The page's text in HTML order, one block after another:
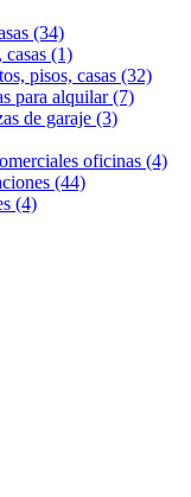
(34)
casas (1)
pisos, casas (32)
para alquilar (7)
de garaje (3)
oficinas (4)
(44)
(4)